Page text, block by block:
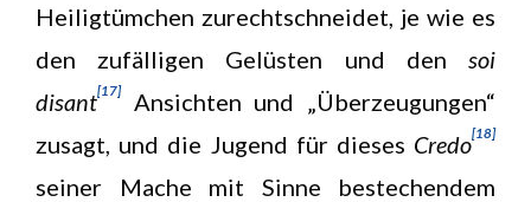
Heiligtümchen zurechtschneidet, je wie es
den zufälligen Gelüsten und den soi
disant[17]
Ansichten und „Überzeugungen“
zusagt, und die Jugend für dieses Credo[18]
seiner Mache mit Sinne bestechendem